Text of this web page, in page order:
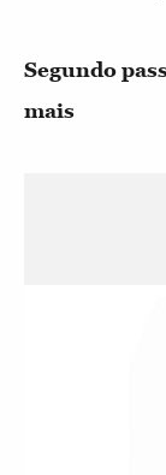
Segundo
mais